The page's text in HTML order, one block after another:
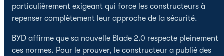
particulièrement exigeant qui force les constructeurs à
repenser complètement leur approche de la sécurité.
BYD affirme que sa nouvelle Blade 2.0 respecte pleinement
ces normes. Pour le prouver, le constructeur a publié des